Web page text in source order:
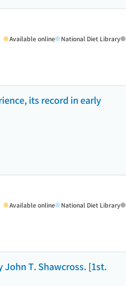
Available online National Diet Library
its record in early
Available online National Diet Library
T. Shawcross. [1st.